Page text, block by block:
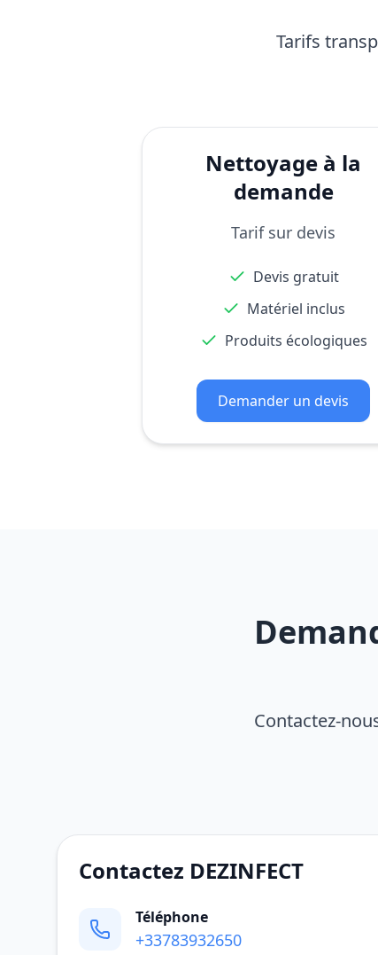
Tarifs
Nettoyage à la
demande
Tarif sur devis
Devis gratuit
Matériel inclus
Produits écologiques
Demander un devis
Contactez-
Contactez DEZINFECT
Téléphone
+33783932650